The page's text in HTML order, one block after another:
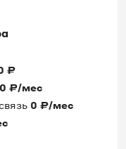
₽
0 ₽/мес
0 ₽/мес